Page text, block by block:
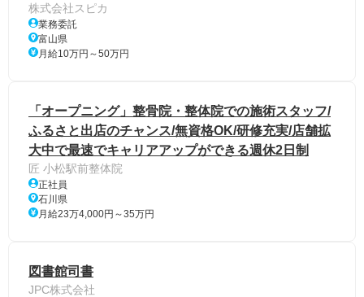
株式会社スピカ
業務委託
富山県
月給10万円～50万円
「オープニング」整骨院・整体院での施術スタッフ/
ふるさと出店のチャンス/無資格OK/研修充実/店舗拡
大中で最速でキャリアアップができる週休2日制
匠 小松駅前整体院
正社員
石川県
月給23万4,000円～35万円
図書館司書
JPC株式会社